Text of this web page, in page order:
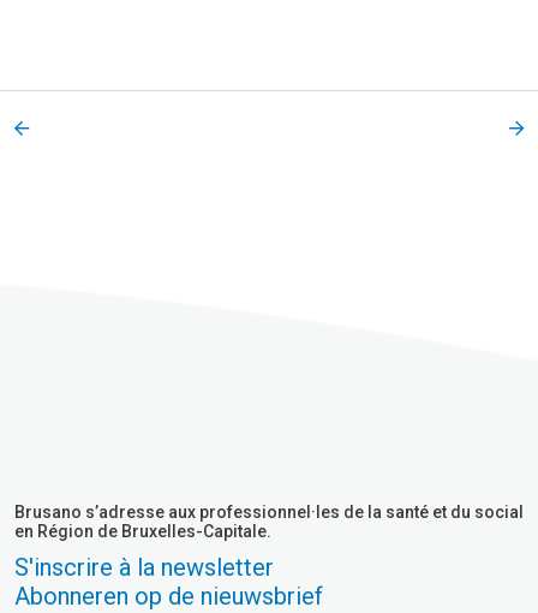
Brusano s’adresse aux professionnel·les de la santé et du social
en Région de Bruxelles-Capitale.
S'inscrire à la newsletter
Abonneren op de nieuwsbrief